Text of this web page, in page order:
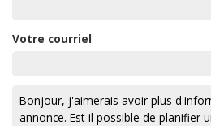
Votre courriel